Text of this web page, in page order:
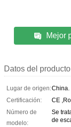
Mejor
Datos del producto
Lugar de origen:China.
Certificación:
CE
Número de
modelo:
Se
de